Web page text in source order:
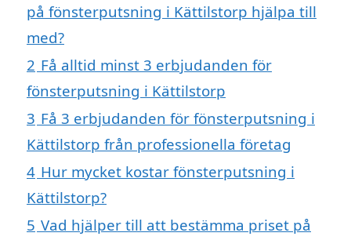
på fönsterputsning i Kättilstorp hjälpa till
med?
2 Få alltid minst 3 erbjudanden för
fönsterputsning i Kättilstorp
3 Få 3 erbjudanden för fönsterputsning i
Kättilstorp från professionella företag
4 Hur mycket kostar fönsterputsning i
Kättilstorp?
5 Vad hjälper till att bestämma priset på